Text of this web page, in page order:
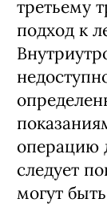
третьему
подход к
операцию
следует
могут